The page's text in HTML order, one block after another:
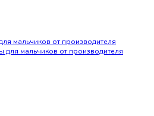
мальчиков от производителя
мальчиков от производителя